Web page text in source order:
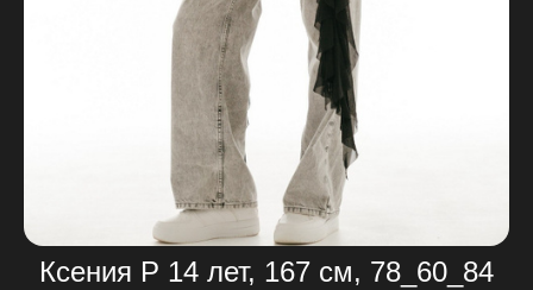
Ксения Р 14 лет, 167 см, 78_60_84